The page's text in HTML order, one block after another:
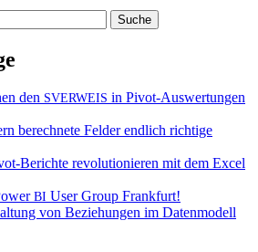
den SVERWEIS in Pivot-Auswertungen
berechnete Felder endlich richtige
Berichte revolutionieren mit dem Excel
BI User Group Frankfurt!
von Beziehungen im Datenmodell